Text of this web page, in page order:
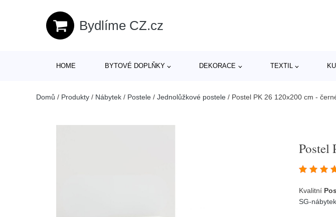
Bydlíme CZ.cz
HOME BYTOVÉ DOPLŇKY DEKORACE TEXTIL
Domů / Produkty / Nábytek / Postele / Jednolůžkové postele / Postel PK 26 120x200 cm -
Postel
Kvalitní
SG-nábytek